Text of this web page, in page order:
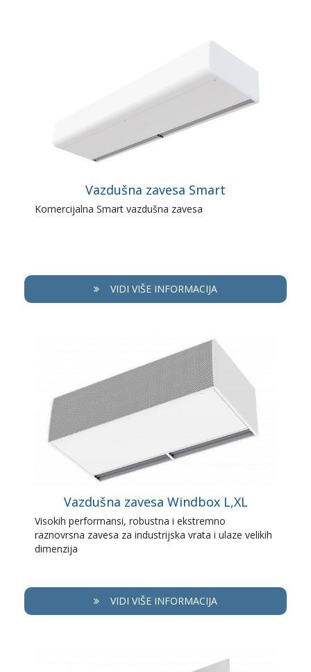
Vazdušna zavesa Smart
Komercijalna Smart vazdušna zavesa
VIDI VIŠE INFORMACIJA
Vazdušna zavesa Windbox L,XL
Visokih performansi, robustna i ekstremno
raznovrsna zavesa za industrijska vrata i ulaze velikih
dimenzija
VIDI VIŠE INFORMACIJA